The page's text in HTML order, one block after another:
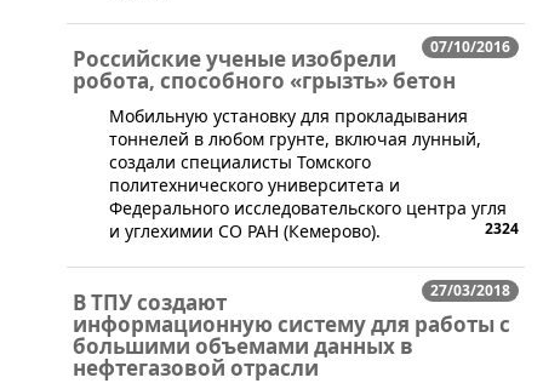
07/10/2016
Российские ученые изобрели
робота, способного «грызть» бетон
Мобильную установку для прокладывания
тоннелей в любом грунте, включая лунный,
создали специалисты Томского
политехнического университета и
Федерального исследовательского центра угля
и углехимии СО РАН (Кемерово).
2324
27/03/2018
В ТПУ создают
информационную систему для работы с
большими объемами данных в
нефтегазовой отрасли